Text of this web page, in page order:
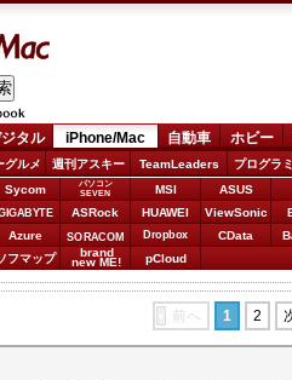
タル iPhone/Mac 自動車 ホビー
グルメ 週刊アスキー TeamLeaders プログラ
Sycom
パソコン
SEVEN
MSI ASUS
ASRock HUAWEI ViewSonic
Azure SORACOM Dropbox CData
フマップ brand
new ME! pCloud
前へ 1 2